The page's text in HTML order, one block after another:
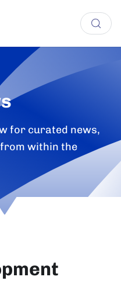
for curated news,
within the